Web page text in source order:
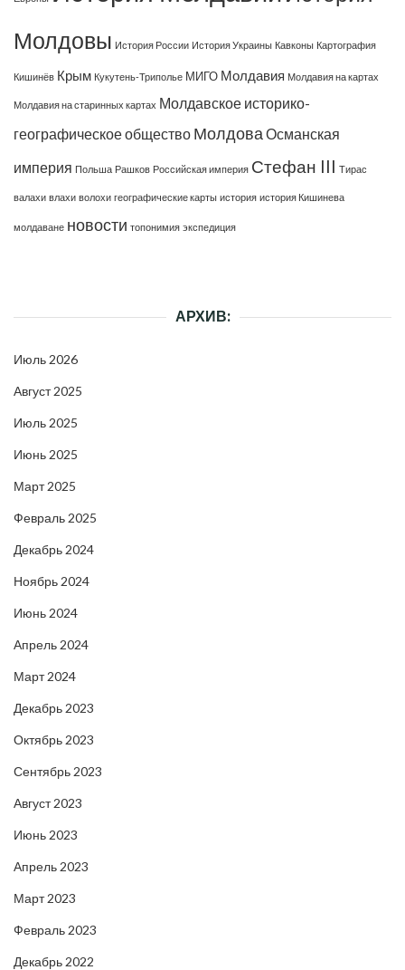
Молдовы История России История Украины Кавконы Картография
Кишинёв Крым Кукутень-Триполье МИГО Молдавия Молдавия на картах
Молдавия на старинных картах Молдавское историко-
географическое общество Молдова Османская
империя Польша Рашков Российская империя Стефан III Тирас
валахи влахи волохи географические карты история история Кишинева
молдаване новости топонимия экспедиция
АРХИВ:
Июль 2026
Август 2025
Июль 2025
Июнь 2025
Март 2025
Февраль 2025
Декабрь 2024
Ноябрь 2024
Июнь 2024
Апрель 2024
Март 2024
Декабрь 2023
Октябрь 2023
Сентябрь 2023
Август 2023
Июнь 2023
Апрель 2023
Март 2023
Февраль 2023
Декабрь 2022